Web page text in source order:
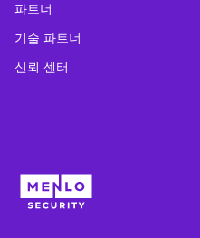
파트너
기술 파트너
신뢰 센터